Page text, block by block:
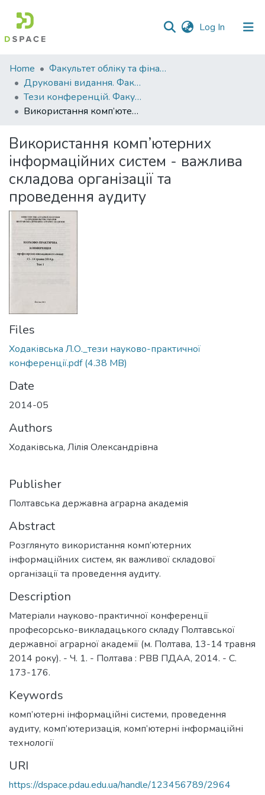
Log In (current)
Communities
&
Collections
All of DSpace
Statistics
Home
Факультет обліку та фінансів
Друковані видання. Факультет обліку та фінансів
Тези конференцій. Факультет обліку та фінансів
Використання комп’ютерних інформаційних систем - важлива складова організації та проведення аудиту
Використання комп’ютерних
інформаційних систем - важлива
складова організації та
проведення аудиту
Files
Ходаківська Л.О._тези науково-практичної
конференції.pdf(4.38 MB)
Date
2014-05
Authors
Ходаківська, Лілія Олександрівна
Publisher
Полтавська державна аграрна академія
Abstract
Розглянуто використання комп’ютерних
інформаційних систем, як важливої складової
організації та проведення аудиту.
Description
Матеріали науково-практичної конференції
професорсько-викладацького складу Полтавської
державної аграрної академії (м. Полтава, 13-14 травня
2014 року). - Ч. 1. - Полтава : РВВ ПДАА, 2014. - С.
173-176.
Keywords
комп’ютерні інформаційні системи, проведення
аудиту, комп’ютеризація, комп’ютерні інформаційні
технології
URI
https://dspace.pdau.edu.ua/handle/123456789/2964